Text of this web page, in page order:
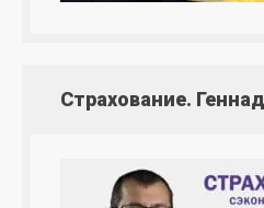
Страхование.